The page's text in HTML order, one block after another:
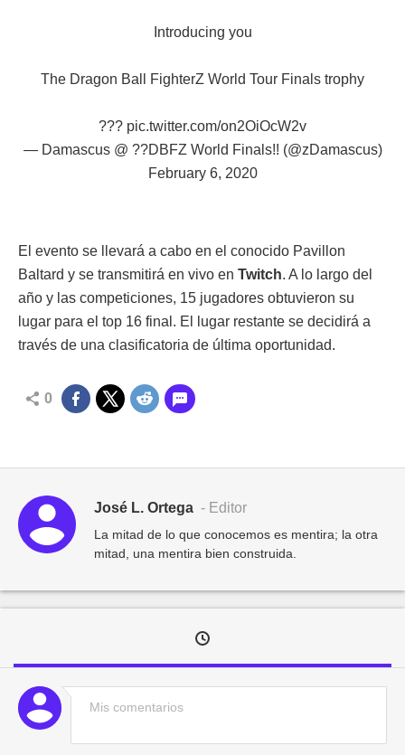
Introducing you
The Dragon Ball FighterZ World Tour Finals trophy
??? pic.twitter.com/on2OiOcW2v
— Damascus @ ??DBFZ World Finals!! (@zDamascus)
February 6, 2020
El evento se llevará a cabo en el conocido Pavillon
Baltard y se transmitirá en vivo en Twitch. A lo largo del
año y las competiciones, 15 jugadores obtuvieron su
lugar para el top 16 final. El lugar restante se decidirá a
través de una clasificatoria de última oportunidad.
0
José L. Ortega - Editor
La mitad de lo que conocemos es mentira; la otra
mitad, una mentira bien construida.